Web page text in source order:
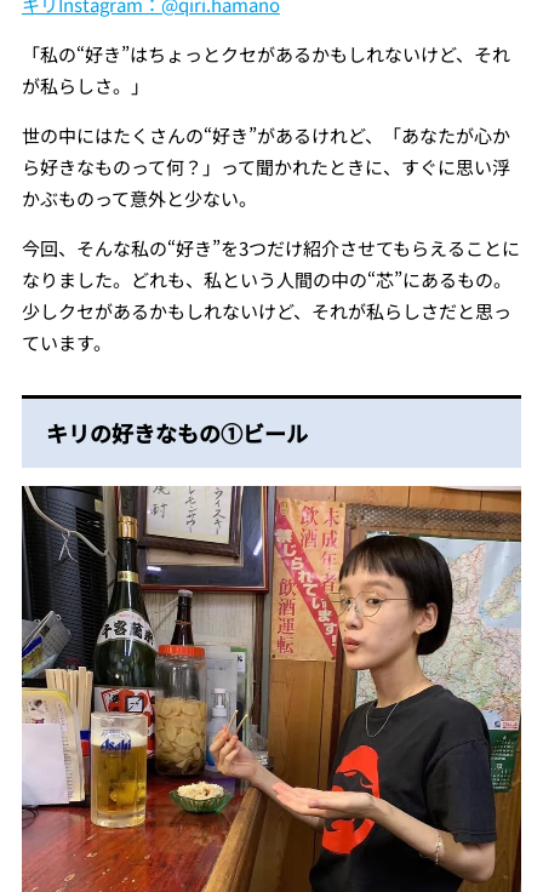
「私の“好き”はちょっとクセがあるかもしれないけど、それ
が私らしさ。」
世の中にはたくさんの“好き”があるけれど、「あなたが心か
ら好きなものって何？」って聞かれたときに、すぐに思い浮
かぶものって意外と少ない。
今回、そんな私の“好き”を3つだけ紹介させてもらえることに
なりました。どれも、私という人間の中の“芯”にあるもの。
少しクセがあるかもしれないけど、それが私らしさだと思っ
ています。
キリの好きなもの①ビール